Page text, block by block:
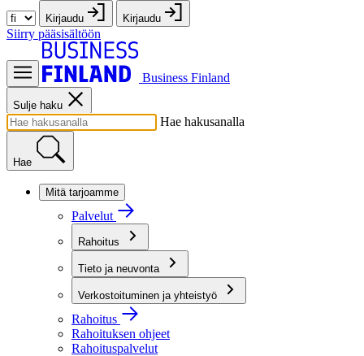
Kirjaudu Kirjaudu
Siirry pääsisältöön
Business Finland
Sulje haku
Hae hakusanalla
Hae
Mitä tarjoamme
Palvelut
Rahoitus
Tieto ja neuvonta
Verkostoituminen ja yhteistyö
Rahoitus
Rahoituksen ohjeet
Rahoituspalvelut